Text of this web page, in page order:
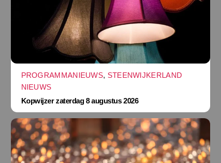
PROGRAMMANIEUWS, STEENWIJKERLAND
NIEUWS
Kopwijzer zaterdag 8 augustus 2026